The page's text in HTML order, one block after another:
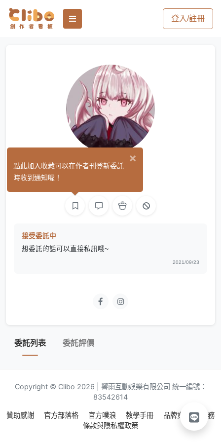
登入/註冊
龜龜 (2)
接受委託中
想委託的話可以直接私訊哦~
2021/09/23
委託列表 委託評價
Copyright © Clibo 2026 | 響雨互動娛樂有限公司 統一編號：
83542614
贊助感謝 官方部落格 官方噗浪 教學手冊 品牌資源
服務
條款與隱私權政策
×
點此加入收藏可以在作者刊登新委託
時收到通知喔！